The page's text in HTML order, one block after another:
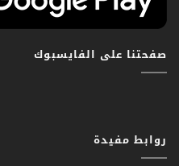
صفحتنا على الفايسبوك
روابط مفيدة